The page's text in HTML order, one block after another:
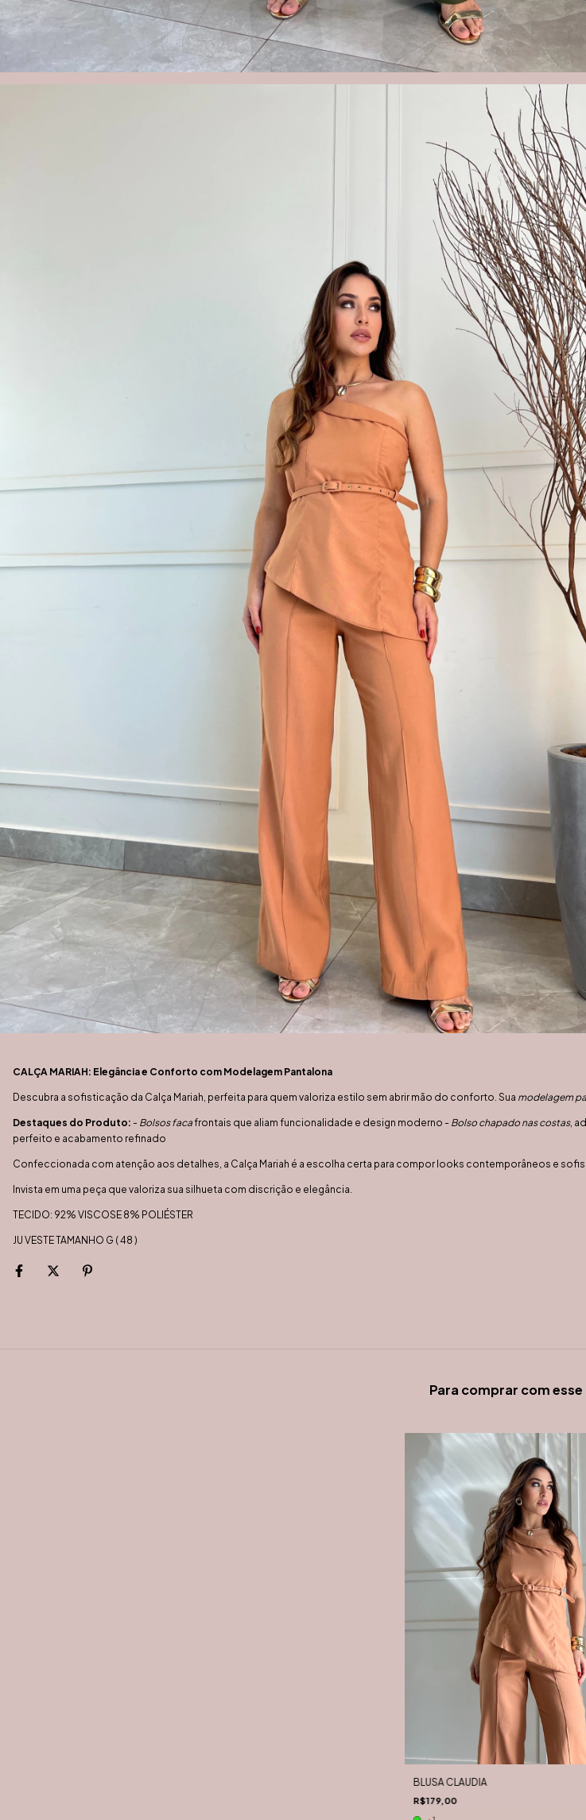
CALÇA MARIAH: Elegância e Conforto com Modelagem Pantalona
Descubra a sofisticação da Calça Mariah, perfeita para quem valoriza estilo sem abrir mão do conforto. Sua modelagem
Destaques do Produto: - Bolsos facafrontais que aliam funcionalidade e design moderno - Bolso chapado nas costas,
perfeito e acabamento refinado
Confeccionada com atenção aos detalhes, a Calça Mariah é a escolha certa para compor looks contemporâneos e
Invista em uma peça que valoriza sua silhueta com discrição e elegância.
TECIDO: 92% VISCOSE 8% POLIÉSTER
JU VESTE TAMANHO G ( 48 )
Para comprar com
BLUSA CLAUDIA
R$179,00